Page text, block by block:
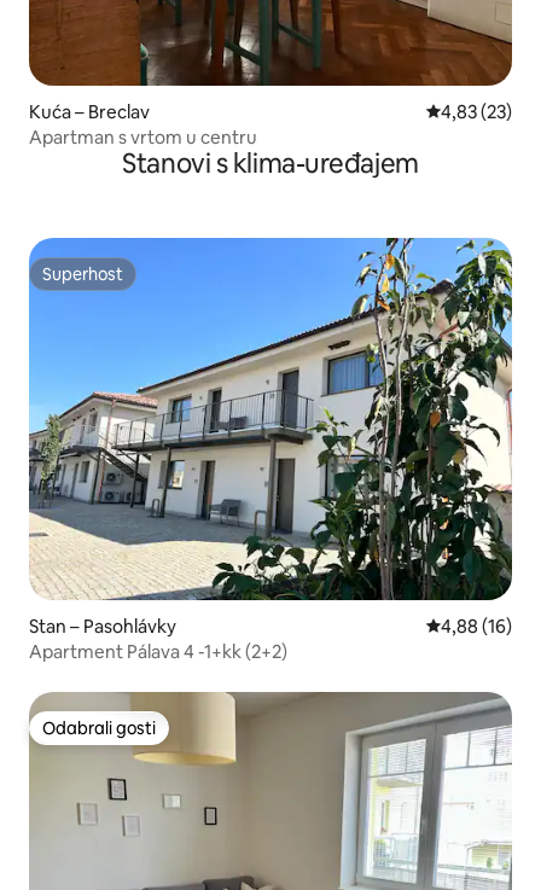
Kuća – Breclav Prosječna
4,83 (23)
Apartman s vrtom u centru
Stanovi s klima-uređajem
Superhost
Superhost
Stan – Pasohlávky Prosječna
4,88 (16)
Apartment Pálava 4 -1+kk (2+2)
Odabrali gosti
Odabrali gosti